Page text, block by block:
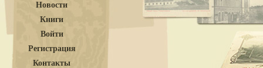
Новости
Книги
Войти
Регистрация
Контакты